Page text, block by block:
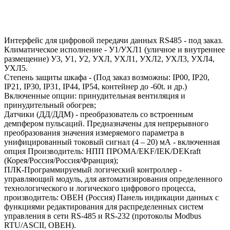
Интерфейс для цифровой передачи данных RS485 - под заказ.
Климатическое исполнение - У1/УХЛ1 (уличное и внутреннее
размещение) У3, У1, У2, УХЛ, УХЛ1, УХЛ2, УХЛ3, УХЛ4,
УХЛ5.
Степень защиты шкафа - (Под заказ возможны: IP00, IP20,
IP21, IP30, IP31, IP44, IP54, контейнер до -60t. и др.)
Включенные опции: принудительная вентиляция и
принудительный обогрев;
Датчики (ДД/ДДМ) - преобразователь со встроенным
демпфером пульсаций. Предназначены для непрерывного
преобразования значения измеряемого параметра в
унифицированный токовый сигнал (4 – 20) мА - включенная
опция Производитель: НПП ПРОМА/EKF/IEK/DEKraft
(Корея/Россия/Россия/Франция);
ПЛК-Программируемый логический контроллер -
управляющий модуль, для автоматизирования определенного
технологического и логического цифрового процесса,
производитель: ОВЕН (Россия) Панель индикации данных с
функциями редактирования для распределенных систем
управления в сети RS-485 и RS-232 (протоколы Modbus
RTU/ASCII, ОВЕН).